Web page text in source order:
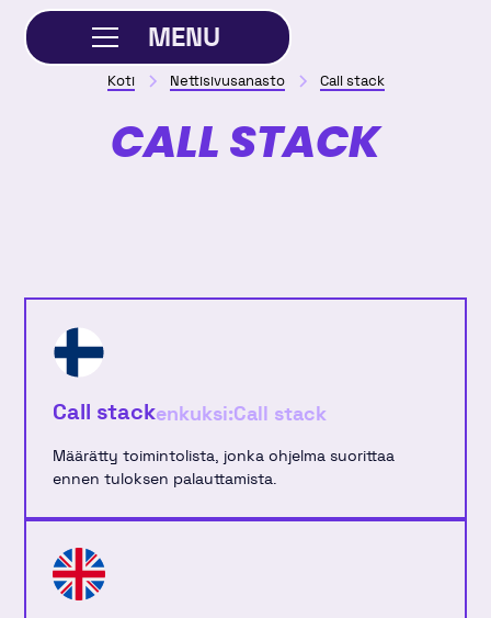
MENU
SULJE
Koti Nettisivusanasto Call stack
CALL STACK
Call stackenkuksi:Call stack
Määrätty toimintolista, jonka ohjelma suorittaa
ennen tuloksen palauttamista.